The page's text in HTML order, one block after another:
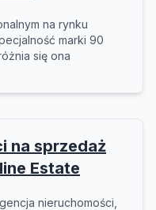
na rynku
marki 90
się ona
na sprzedaż
Estate
nieruchomości,